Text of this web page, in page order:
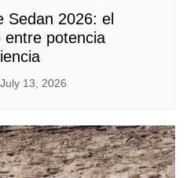
Sedan 2026: el
entre potencia
July 13, 2026